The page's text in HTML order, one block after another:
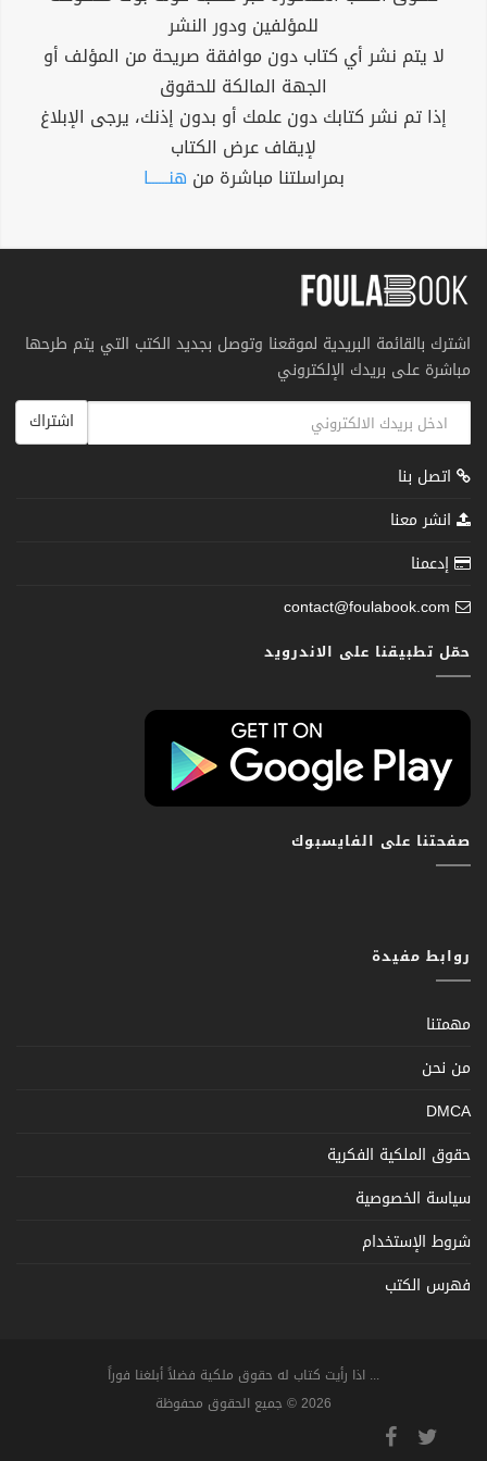
للمؤلفين ودور النشر
لا يتم نشر أي كتاب دون موافقة صريحة من المؤلف أو
الجهة المالكة للحقوق
إذا تم نشر كتابك دون علمك أو بدون إذنك، يرجى الإبلاغ
لإيقاف عرض الكتاب
بمراسلتنا مباشرة من هنــــــا
اشترك بالقائمة البريدية لموقعنا وتوصل بجديد الكتب التي يتم طرحها
مباشرة على بريدك الإلكتروني
اشتراك
اتصل بنا
انشر معنا
إدعمنا
contact@foulabook.com
حمّل تطبيقنا على الاندرويد
صفحتنا على الفايسبوك
روابط مفيدة
مهمتنا
من نحن
DMCA
حقوق الملكية الفكرية
سياسة الخصوصية
شروط الإستخدام
فهرس الكتب
... اذا رأيت كتاب له حقوق ملكية فضلاً أبلغنا فوراً
2026 © جميع الحقوق محفوظة